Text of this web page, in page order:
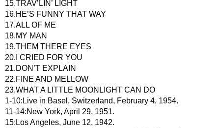
15.TRAV’LIN’ LIGHT
16.HE’S FUNNY THAT WAY
17.ALL OF ME
18.MY MAN
19.THEM THERE EYES
20.I CRIED FOR YOU
21.DON’T EXPLAIN
22.FINE AND MELLOW
23.WHAT A LITTLE MOONLIGHT CAN DO
1-10:Live in Basel, Switzerland, February 4, 1954.
11-14:New York, April 29, 1951.
15:Los Angeles, June 12, 1942.